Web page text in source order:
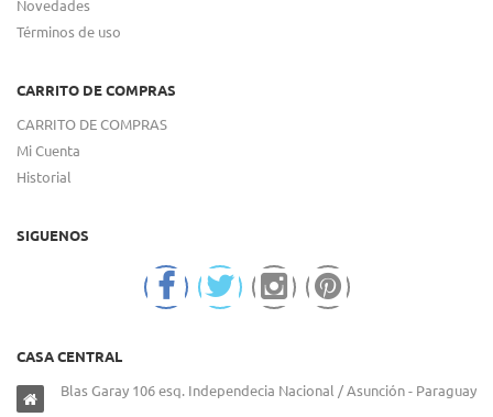
Novedades
Términos de uso
CARRITO DE COMPRAS
CARRITO DE COMPRAS
Mi Cuenta
Historial
SIGUENOS
CASA CENTRAL
Blas Garay 106 esq. Independecia Nacional / Asunción - Paraguay